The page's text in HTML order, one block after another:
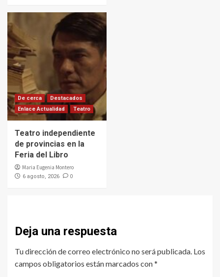
De cerca
Destacados
Enlace Actualidad
Teatro
Teatro independiente
de provincias en la
Feria del Libro
Maria Eugenia Montero
6 agosto, 2026 0
Deja una respuesta
Tu dirección de correo electrónico no será publicada. Los
campos obligatorios están marcados con*